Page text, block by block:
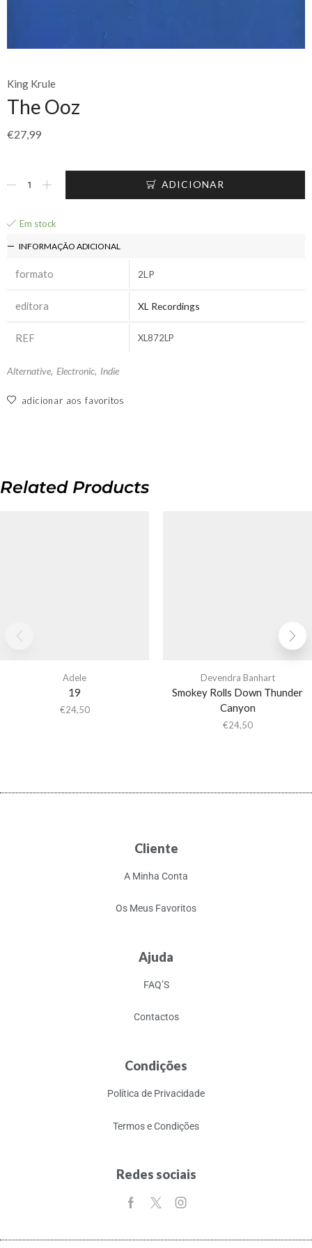
King Krule
The Ooz
€27,99
ADICIONAR
Em stock
INFORMAÇÃO ADICIONAL
formato 2LP
editora XL Recordings
REF XL872LP
Alternative, Electronic, Indie
adicionar aos favoritos
Related Products
Adele
19
€24,50
Devendra Banhart
Smokey Rolls Down Thunder
Canyon
€24,50
Cliente
A Minha Conta
Os Meus Favoritos
Ajuda
FAQ’S
Contactos
Condições
Política de Privacidade
Termos e Condições
Redes sociais